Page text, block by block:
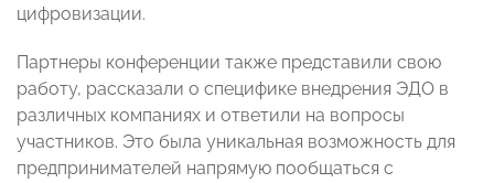
цифровизации.
Партнеры конференции также представили свою
работу, рассказали о специфике внедрения ЭДО в
различных компаниях и ответили на вопросы
участников. Это была уникальная возможность для
предпринимателей напрямую пообщаться с